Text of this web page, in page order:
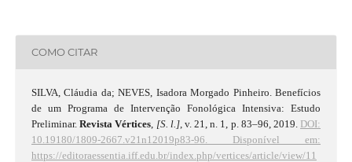
COMO CITAR
SILVA, Cláudia da; NEVES, Isadora Morgado Pinheiro. Benefícios
de um Programa de Intervenção Fonológica Intensiva: Estudo
Preliminar.Revista Vértices [S. l.], v. 21, n. 1, p. 83–96, 2019. DOI:
10.19180/1809-2667.v21n12019p83-96.
Disponível em:
https://editoraessentia.iff.edu.br/index.php/vertices/article/view/11